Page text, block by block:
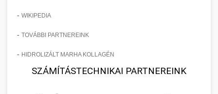
- WIKIPEDIA
- TOVÁBBI PARTNEREINK
- HIDROLIZÁLT MARHA KOLLAGÉN
SZÁMÍTÁSTECHNIKAI PARTNEREINK